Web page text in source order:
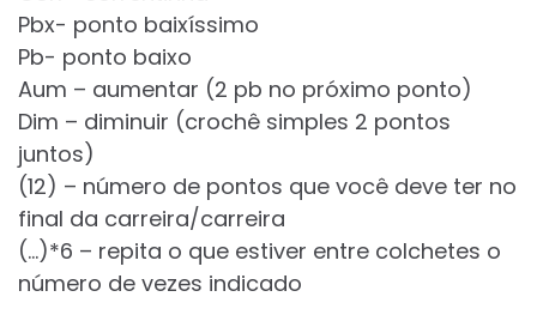
Pbx- ponto baixíssimo
Pb- ponto baixo
Aum – aumentar (2 pb no próximo ponto)
Dim – diminuir (crochê simples 2 pontos
juntos)
(12) – número de pontos que você deve ter no
final da carreira/carreira
(…)*6 – repita o que estiver entre colchetes o
número de vezes indicado